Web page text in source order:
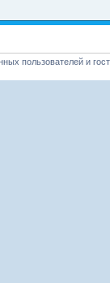
пользователей и